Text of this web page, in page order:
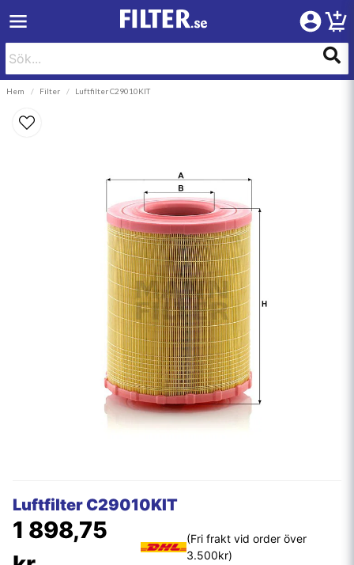
Hem Filter Luftfilter C29010KIT
Luftfilter C29010KIT
1 898,75